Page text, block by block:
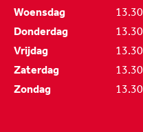
Woensdag
Donderdag
Vrijdag
Zaterdag
Zondag